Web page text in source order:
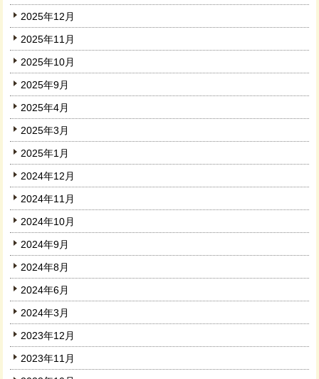
2025年12月
2025年11月
2025年10月
2025年9月
2025年4月
2025年3月
2025年1月
2024年12月
2024年11月
2024年10月
2024年9月
2024年8月
2024年6月
2024年3月
2023年12月
2023年11月